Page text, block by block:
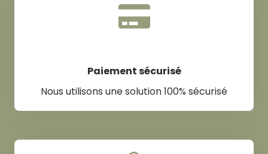
Paiement sécurisé
Nous utilisons une solution 100% sécurisé